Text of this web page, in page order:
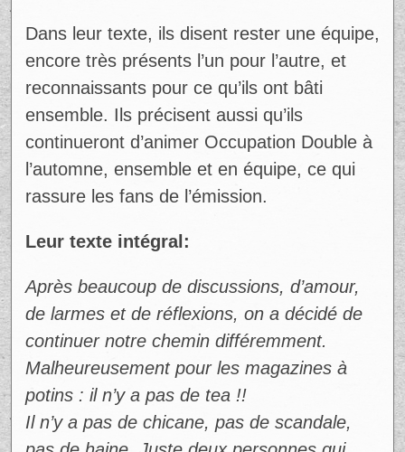
Dans leur texte, ils disent rester une équipe,
encore très présents l’un pour l’autre, et
reconnaissants pour ce qu’ils ont bâti
ensemble. Ils précisent aussi qu’ils
continueront d’animer Occupation Double à
l’automne, ensemble et en équipe, ce qui
rassure les fans de l’émission.
Leur texte intégral:
Après beaucoup de discussions, d’amour,
de larmes et de réflexions, on a décidé de
continuer notre chemin différemment.
Malheureusement pour les magazines à
potins : il n’y a pas de tea !!
Il n’y a pas de chicane, pas de scandale,